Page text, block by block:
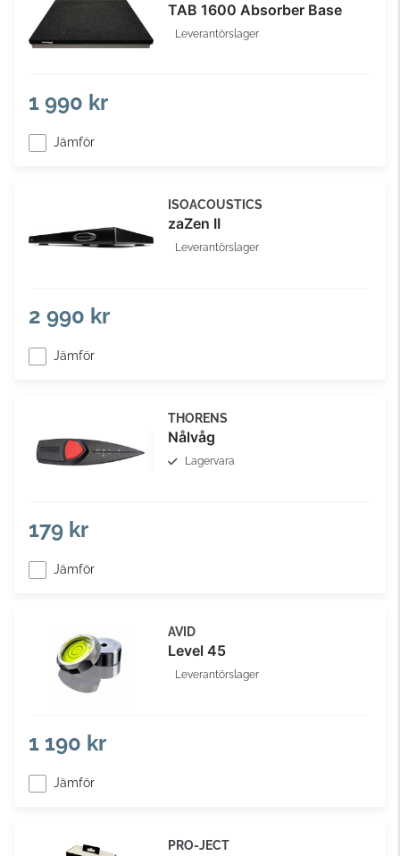
TAB 1600 Absorber Base
Leverantörslager
1 990 kr
Jämför
ISOACOUSTICS
zaZen II
Leverantörslager
2 990 kr
Jämför
THORENS
Nålvåg
Lagervara
179 kr
Jämför
AVID
Level 45
Leverantörslager
1 190 kr
Jämför
PRO-JECT